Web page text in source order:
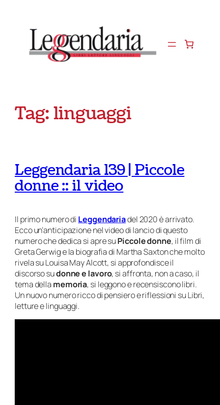
contenuto
Tag:linguaggi
Leggendaria 139 | Piccole
donne :: il video
Il primo numero di Leggendariadel 2020 è arrivato.
Ecco un’anticipazione nel video di lancio di questo
numero che dedica si apre suPiccole donne, il film di
Greta Gerwig e la biografia di Martha Saxton che molto
rivela su Louisa May Alcott, si approfondisce il
discorso sudonne e lavoro, si affronta, non a caso, il
tema della memoria, si leggono e recensiscono libri.
Un nuovo numero ricco di pensiero e riflessioni su Libri,
letture e linguaggi.